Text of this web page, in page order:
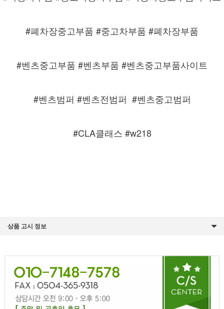
#폐차장중고부품 #중고차부품 #폐차장부품
#벤츠중고부품 #벤츠부품 #벤츠중고부품사이트
#벤츠범퍼 #벤츠전범퍼 #벤츠중고범퍼
#CLA클래스 #w218
상품 고시 정보